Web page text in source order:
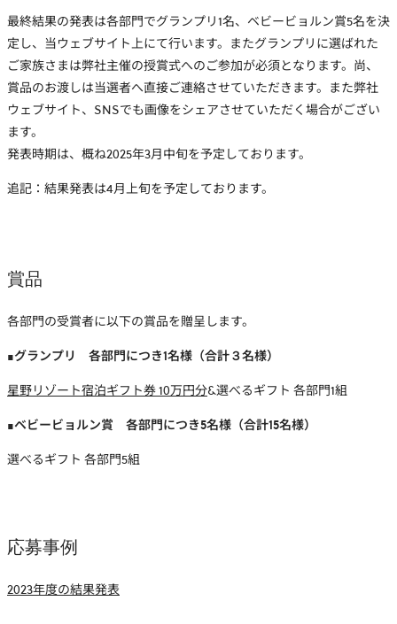
最終結果の発表は各部門でグランプリ1名、ベビービョルン賞5名を決
定し、当ウェブサイト上にて行います。またグランプリに選ばれた
ご家族さまは弊社主催の授賞式へのご参加が必須となります。尚、
賞品のお渡しは当選者へ直接ご連絡させていただきます。また弊社
ウェブサイト、SNSでも画像をシェアさせていただく場合がござい
ます。
発表時期は、概ね2025年3月中旬を予定しております。
追記：結果発表は4月上旬を予定しております。
賞品
各部門の受賞者に以下の賞品を贈呈します。
■グランプリ 各部門につき1名様（合計３名様）
星野リゾート宿泊ギフト券 10万円分&選べるギフト 各部門1組
■ベビービョルン賞 各部門につき5名様（合計15名様）
選べるギフト 各部門5組
応募事例
2023年度の結果発表